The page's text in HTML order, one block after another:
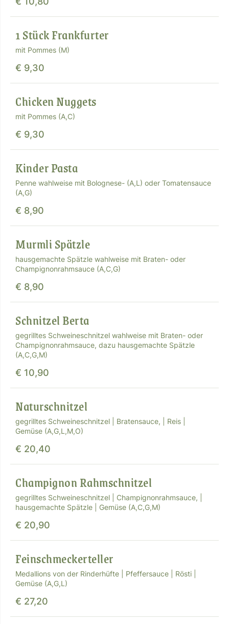
1 Stück Frankfurter
mit Pommes (M)
€ 9,30
Chicken Nuggets
mit Pommes (A,C)
€ 9,30
Kinder Pasta
Penne wahlweise mit Bolognese- (A,L) oder Tomatensauce
(A,G)
€ 8,90
Murmli Spätzle
hausgemachte Spätzle wahlweise mit Braten- oder
Champignonrahmsauce (A,C,G)
€ 8,90
Schnitzel Berta
gegrilltes Schweineschnitzel wahlweise mit Braten- oder
Champignonrahmsauce, dazu hausgemachte Spätzle
(A,C,G,M)
€ 10,90
Naturschnitzel
gegrilltes Schweineschnitzel | Bratensauce, | Reis |
Gemüse (A,G,L,M,O)
€ 20,40
Champignon Rahmschnitzel
gegrilltes Schweineschnitzel | Champignonrahmsauce, |
hausgemachte Spätzle | Gemüse (A,C,G,M)
€ 20,90
Feinschmeckerteller
Medallions von der Rinderhüfte | Pfeffersauce | Rösti |
Gemüse (A,G,L)
€ 27,20